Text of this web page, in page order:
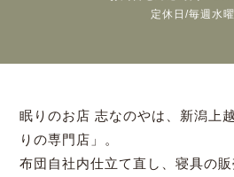
定休日/毎週水曜
眠りのお店 志なのやは、新潟上
りの専門店」。
布団自社内仕立て直し、寝具の